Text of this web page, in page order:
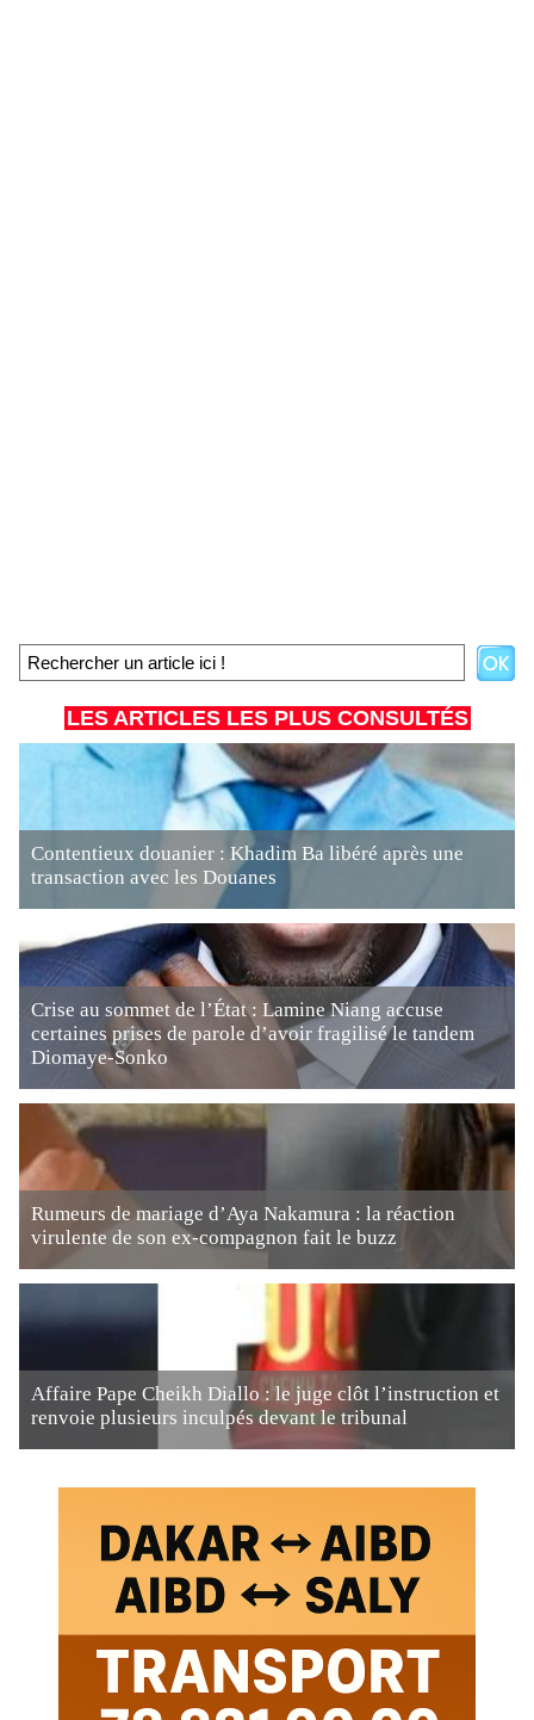
LES ARTICLES LES PLUS CONSULTÉS
Contentieux douanier : Khadim Ba libéré après une
transaction avec les Douanes
Crise au sommet de l’État : Lamine Niang accuse
certaines prises de parole d’avoir fragilisé le tandem
Diomaye-Sonko
Rumeurs de mariage d’Aya Nakamura : la réaction
virulente de son ex-compagnon fait le buzz
Affaire Pape Cheikh Diallo : le juge clôt l’instruction et
renvoie plusieurs inculpés devant le tribunal